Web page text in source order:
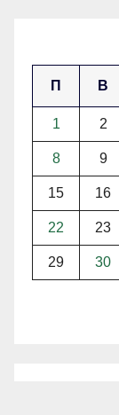
П В
1 2
8 9
15 16
22 23
29 30